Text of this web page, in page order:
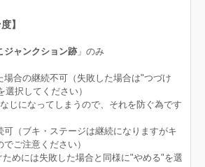
】
ジャンクション跡 」のみ
場合の継続不可（失敗した場合は"つづけ
択してください）
じになってしまうので、それを防ぐ為です
可（ブキ・ステージは継続になりますがキ
ご注意ください）
めには失敗した場合と同様に"やめる"を選